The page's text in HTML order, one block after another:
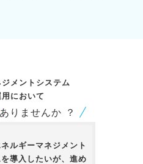
メントシステム
において
ありませんか ？
ルギーマネジメント
導入したいが、進め